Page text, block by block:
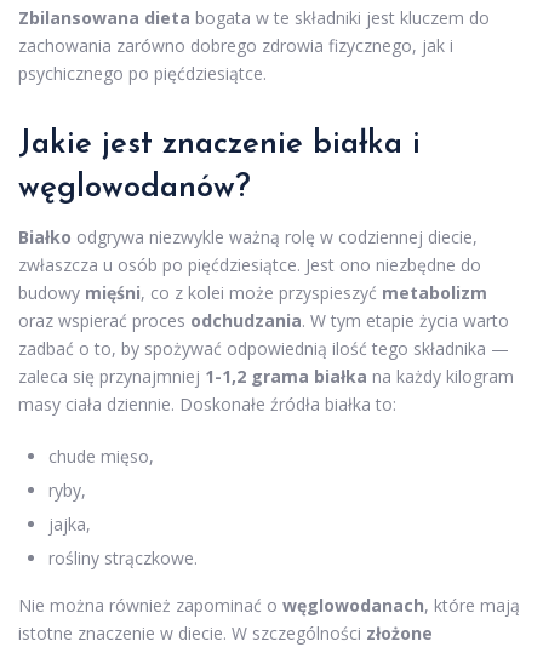
Zbilansowana dieta bogata w te składniki jest kluczem do
zachowania zarówno dobrego zdrowia fizycznego, jak i
psychicznego po pięćdziesiątce.
Jakie jest znaczenie białka i
węglowodanów?
Białko odgrywa niezwykle ważną rolę w codziennej diecie,
zwłaszcza u osób po pięćdziesiątce. Jest ono niezbędne do
budowy mięśni, co z kolei może przyspieszyć metabolizm
oraz wspierać proces odchudzania. W tym etapie życia warto
zadbać o to, by spożywać odpowiednią ilość tego składnika —
zaleca się przynajmniej 1-1,2 grama białka na każdy kilogram
masy ciała dziennie. Doskonałe źródła białka to:
chude mięso,
ryby,
jajka,
rośliny strączkowe.
Nie można również zapominać o węglowodanach, które mają
istotne znaczenie w diecie. W szczególności złożone